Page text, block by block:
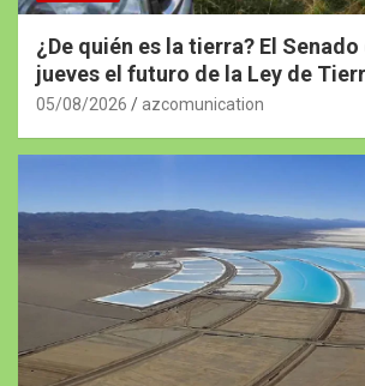
¿De quién es la tierra? El
jueves el futuro de la Ley de
05/08/2026 azcomunication